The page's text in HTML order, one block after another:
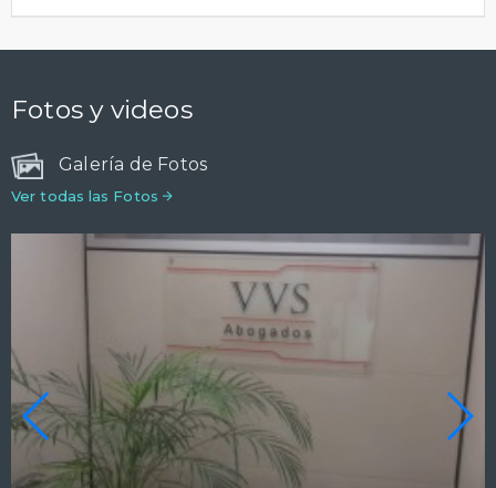
Fotos y videos
Galería de Fotos
Ver todas las Fotos